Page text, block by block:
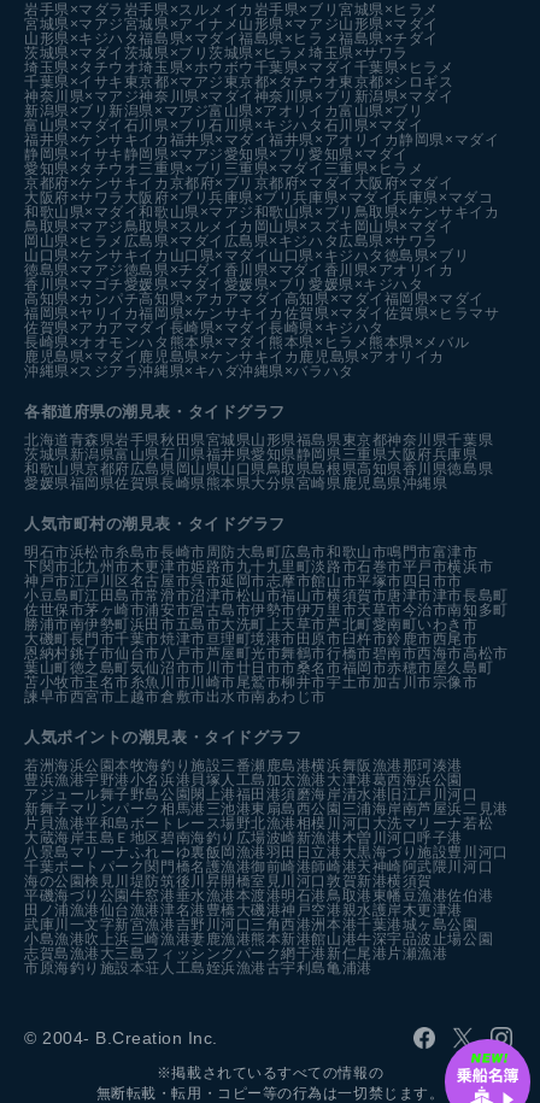
岩手県×マダラ 岩手県×スルメイカ 岩手県×ブリ宮城県×ヒラメ
宮城県×マアジ宮城県×アイナメ 山形県×マアジ山形県×マダイ
山形県×キジハタ福島県×マダイ福島県×ヒラメ福島県×チダイ
茨城県×マダイ 茨城県×ブリ茨城県×ヒラメ埼玉県×サワラ
埼玉県×タチウオ埼玉県×ホウボウ 千葉県×マダイ 千葉県×ヒラメ
千葉県×イサキ 東京都×マアジ 東京都×タチウオ東京都×シロギス
神奈川県×マアジ神奈川県×マダイ 神奈川県×ブリ 新潟県×マダイ
新潟県×ブリ 新潟県×マアジ富山県×アオリイカ富山県×ブリ
富山県×マダイ 石川県×ブリ石川県×キジハタ 石川県×マダイ
福井県×ケンサキイカ 福井県×マダイ福井県×アオリイカ 静岡県×マダイ
静岡県×イサキ 静岡県×マアジ愛知県×ブリ愛知県×マダイ
愛知県×タチウオ三重県×ブリ 三重県×マダイ 三重県×ヒラメ
京都府×ケンサキイカ 京都府×ブリ 京都府×マダイ 大阪府×マダイ
大阪府×サワラ 大阪府×ブリ兵庫県×ブリ兵庫県×マダイ兵庫県×マダコ
和歌山県×マダイ和歌山県×マアジ和歌山県×ブリ 鳥取県×ケンサキイカ
鳥取県×マアジ鳥取県×スルメイカ 岡山県×スズキ 岡山県×マダイ
岡山県×ヒラメ 広島県×マダイ 広島県×キジハタ 広島県×サワラ
山口県×ケンサキイカ 山口県×マダイ 山口県×キジハタ 徳島県×ブリ
徳島県×マアジ徳島県×チダイ 香川県×マダイ 香川県×アオリイカ
香川県×マゴチ愛媛県×マダイ 愛媛県×ブリ愛媛県×キジハタ
高知県×カンパチ高知県×アカアマダイ 高知県×マダイ 福岡県×マダイ
福岡県×ヤリイカ福岡県×ケンサキイカ 佐賀県×マダイ 佐賀県×ヒラマサ
佐賀県×アカアマダイ 長崎県×マダイ長崎県×キジハタ
長崎県×オオモンハタ 熊本県×マダイ 熊本県×ヒラメ 熊本県×メバル
鹿児島県×マダイ 鹿児島県×ケンサキイカ 鹿児島県×アオリイカ
沖縄県×スジアラ沖縄県×キハダ沖縄県×バラハタ
各都道府県の潮見表 ・タイドグラフ
北海道青森県岩手県秋田県宮城県山形県福島県東京都神奈川県千葉県
茨城県新潟県富山県石川県福井県愛知県静岡県三重県大阪府兵庫県
和歌山県京都府広島県 岡山県山口県鳥取県島根県高知県香川県徳島県
愛媛県福岡県佐賀県長崎県熊本県大分県宮崎県鹿児島県沖縄県
人気市町村の潮見表・タイドグラフ
明石市浜松市糸島市長崎市周防大島町広島市和歌山市鳴門市富津市
下関市北九州市木更津市姫路市九十九里町淡路市石巻市平戸市横浜市
神戸市江戸川区 名古屋市呉市延岡市志摩市館山市平塚市 四日市市
小豆島町江田島市常滑市沼津市松山市福山市横須賀市唐津市津市長島町
佐世保市茅ヶ崎市浦安市宮古島市伊勢市伊万里市天草市今治市南知多町
勝浦市南伊勢町浜田市五島市大洗町 上天草市芦北町愛南町いわき市
大磯町長門市千葉市焼津市亘理町境港市 田原市 臼杵市鈴鹿市西尾市
恩納村銚子市仙台市八戸市芦屋町光市舞鶴市行橋市碧南市西海市高松市
葉山町徳之島町気仙沼市市川市廿日市市桑名市福岡市赤穂市屋久島町
苫小牧市玉名市糸魚川市川崎市尾鷲市柳井市宇土市加古川市宗像市
諫早市西宮市 上越市倉敷市出水市南あわじ市
人気ポイントの潮見表・タイドグラフ
若洲海浜公園本牧海釣り施設三番瀬 鹿島港横浜舞阪漁港 那珂湊港
豊浜漁港宇野港小名浜港 貝塚人工島 加太漁港 大津港葛西海浜公園
アジュール舞子野島公園 閖上港福田港須磨海岸清水港 旧江戸川河口
新舞子マリンパーク 相馬港 三池港東扇島西公園 三浦海岸南芦屋浜二見港
片貝漁港平和島ボートレース場野北漁港相模川河口 大洗マリーナ若松
大蔵海岸玉島Ｅ地区 碧南海釣り広場波崎新漁港木曽川河口 呼子港
八景島マリーナふれーゆ裏飯岡漁港羽田 日立港 大黒海づり施設豊川河口
千葉ポートパーク 関門橋名護漁港御前崎港師崎港天神崎 阿武隈川河口
海の公園検見川堤防筑後川昇開橋室見川河口敦賀新港横須賀
平磯海づり公園 牛窓港垂水漁港本渡港明石港鳥取港 東幡豆漁港佐伯港
田ノ浦漁港仙台漁港津名港 豊橋 大磯港神戸空港親水護岸木更津港
武庫川一文字新宮漁港吉野川河口 三角西港洲本港千葉港城ヶ島公園
小島漁港吹上浜三崎漁港妻鹿漁港熊本新港館山港牛深宇品波止場公園
志賀島漁港 大三島フィッシングパーク網干港 新仁尾港 片瀬漁港
市原海釣り施設本荘人工島姪浜漁港古宇利島亀浦港
© 2004- B.Creation Inc.
※掲載されているすべての情報の
無断転載・転用・コピー等の行為は一切禁じます。